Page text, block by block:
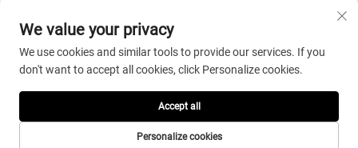
เกี่ยวกับบริษัท
นโยบายความเป็นส่วนตัว
We value your privacy
We use cookies and similar tools to provide our services. If you
don't want to accept all cookies, click Personalize cookies.
Personalize cookies
Accept all